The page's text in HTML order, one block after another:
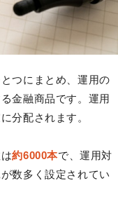
つにまとめ、運用の
金融商品です。運用
分配されます。
約6000本で、運用対
数多く設定されてい